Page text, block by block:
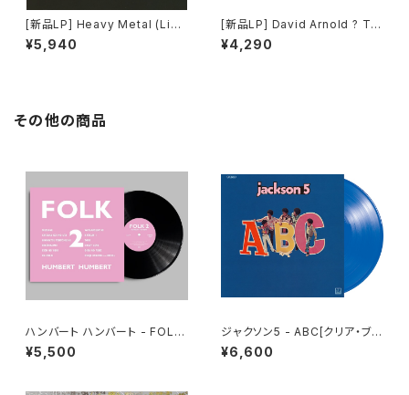
[新品LP] Heavy Metal (Limi
ted Edition, 2LP, Red Viny
l) / ヘビー・メタル
¥5,940
[新品LP] David Arnold ? Th
e Chronicles Of Narnia - T
he Voyage Of The Dawn T
¥4,290
その他の商品
ハンバート ハンバート - FOLK
2(LP)
¥5,500
ジャクソン5 - ABC[クリア・ブル
ー](LP重量盤)
¥6,600